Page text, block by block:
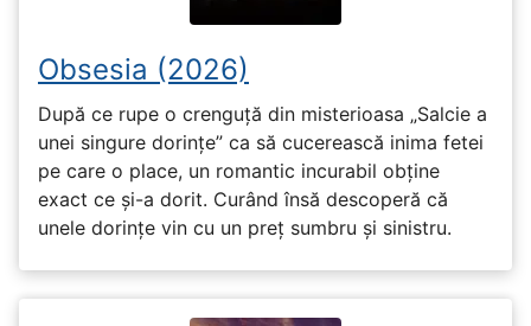
Obsesia (2026)
După ce rupe o crenguță din misterioasa „Salcie a
unei singure dorințe” ca să cucerească inima fetei
pe care o place, un romantic incurabil obține
exact ce și-a dorit. Curând însă descoperă că
unele dorințe vin cu un preț sumbru și sinistru.